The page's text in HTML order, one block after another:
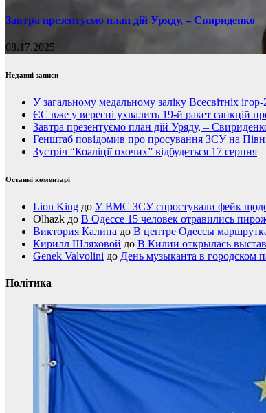
Завтра презентуємо план дій Уряду, – Свириденко
08.17.2025
Недавні записи
У загальному медальному заліку Всесвітніх
ЄС вже у вересні ухвалить 19-й ракет санкцій
Завтра презентуємо план дій Уряду, –
Генштаб повідомив про просування ЗСУ на
Зустріч “Коаліції охочих” відбудеться 17 серпня
Останні коментарі
Lion King до У ВМС ЗСУ спростували фейк щодо
Olhazk до В Одессе 15 человек отравились
Виктория Калина до В центре Одессы
Кирилл Шляховой до В Килии открылась
Genek Valvolini до День музыканта в городском
Політика